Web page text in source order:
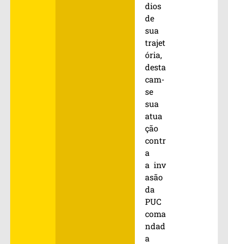
dios
de
sua
trajet
ória,
desta
cam-
se
sua
atua
ção
contr
a
a inv
asão
da
PUC
coma
ndad
a